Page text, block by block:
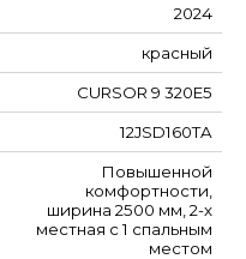
2024
красный
CURSOR 9 320E5
12JSD160TA
Повышенной
комфортности,
ширина 2500 мм, 2-х
местная с 1 спальным
местом